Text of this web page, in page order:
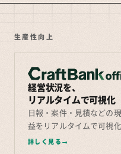
生産性向上
経営状況を、
リアルタイムで可視化
日報・案件・見積などの
益をリアルタイムで可視化
詳しく見る